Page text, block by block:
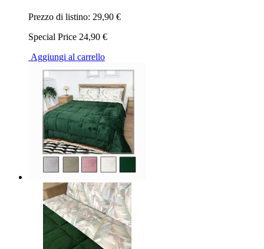
Prezzo di listino: 29,90 €
Special Price 24,90 €
Aggiungi al carrello